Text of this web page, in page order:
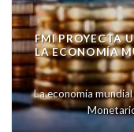
FMI PROYECTA
LA ECONOMÍA
La economía